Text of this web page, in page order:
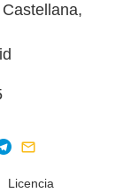
Licencia